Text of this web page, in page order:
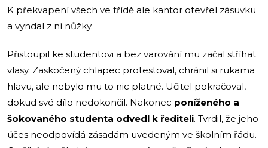
K překvapení všech ve třídě ale kantor otevřel zásuvku
a vyndal z ní nůžky.
Přistoupil ke studentovi a bez varování mu začal stříhat
vlasy. Zaskočený chlapec protestoval, chránil si rukama
hlavu, ale nebylo mu to nic platné. Učitel pokračoval,
dokud své dílo nedokončil. Nakonec poníženého a
šokovaného studenta odvedl k řediteli. Tvrdil, že jeho
účes neodpovídá zásadám uvedeným ve školním řádu.